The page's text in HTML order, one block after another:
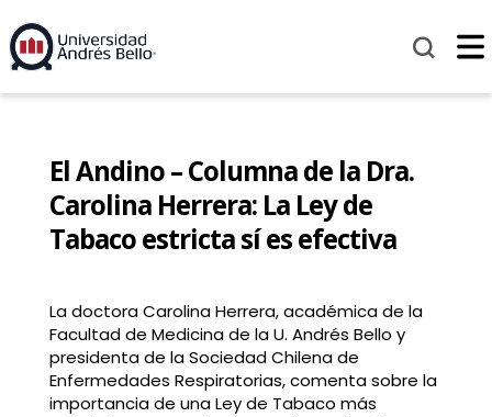
El Andino – Columna de la Dra.
Carolina Herrera: La Ley de
Tabaco estricta sí es efectiva
La doctora Carolina Herrera, académica de la
Facultad de Medicina de la U. Andrés Bello y
presidenta de la Sociedad Chilena de
Enfermedades Respiratorias, comenta sobre la
importancia de una Ley de Tabaco más